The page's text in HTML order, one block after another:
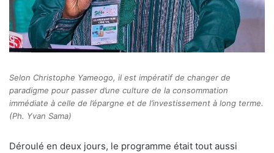
Selon Christophe Yameogo, il est impératif de changer de
paradigme pour passer d’une culture de la consommation
immédiate à celle de l’épargne et de l’investissement à long terme.
(Ph. Yvan Sama)
Déroulé en deux jours, le programme était tout aussi